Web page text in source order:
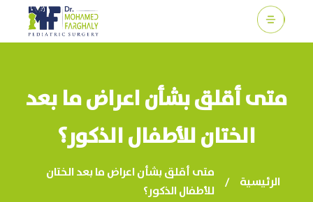
c
متى أقلق بشأن اعراض ما بعد
الختان للأطفال الذكور؟
الرئيسية /
متى أقلق بشأن اعراض ما بعد الختان
للأطفال الذكور؟